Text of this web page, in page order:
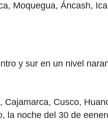
Moquegua, Áncash,
y sur en un nivel
Cusco,
la noche del 30 de